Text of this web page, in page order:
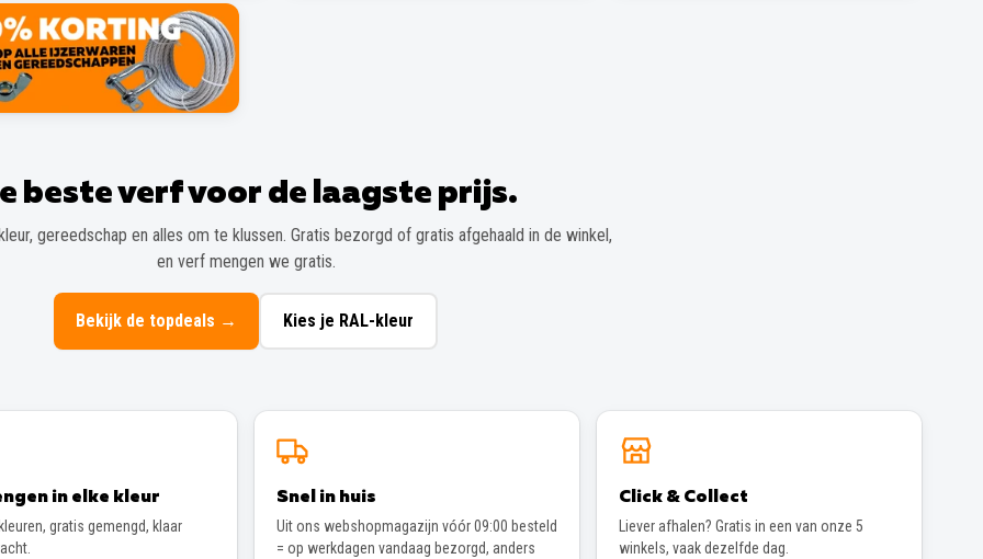
beste verf voor de laagste prijs.
gereedschap en alles om te klussen. Gratis bezorgd of gratis afgehaald in de winkel,
en verf mengen we gratis.
Bekijk de topdeals → Kies je RAL-kleur
in elke kleur
gratis gemengd, klaar
Snel in huis
Uit ons webshopmagazijn vóór 09:00 besteld
= op werkdagen vandaag bezorgd, anders
Click & Collect
Liever afhalen? Gratis in een van onze 5
winkels, vaak dezelfde dag.